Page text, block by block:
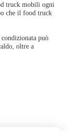
truck mobili ogni
che il food truck
può
oltre a